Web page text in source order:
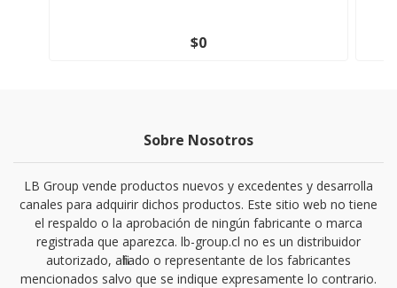
$0
Sobre Nosotros
LB Group vende productos nuevos y excedentes y desarrolla
canales para adquirir dichos productos. Este sitio web no tiene
el respaldo o la aprobación de ningún fabricante o marca
registrada que aparezca. lb-group.cl no es un distribuidor
autorizado, afiliado o representante de los fabricantes
mencionados salvo que se indique expresamente lo contrario.